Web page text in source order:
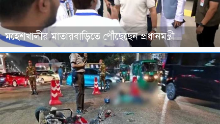
মহেশখালীর মাতারবাড়িতে পৌঁছেছেন প্রধানমন্ত্রী